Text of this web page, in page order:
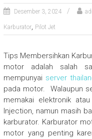
Desember 3, 2024
Karburator, Pilot Jet
Tips Membersihkan
motor adalah salah
mempunyai server
pada motor. Walaupun
memakai elektronik
Injection, namun masih
karburator. Karburator
motor yang penting